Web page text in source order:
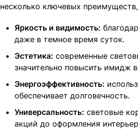
несколько ключевых
Яркость и видимость:
даже в темное время суток.
Эстетика: современные
значительно повысить имидж
Энергоэффективность:
обеспечивает долговечность.
Универсальность: световые
акций до оформления